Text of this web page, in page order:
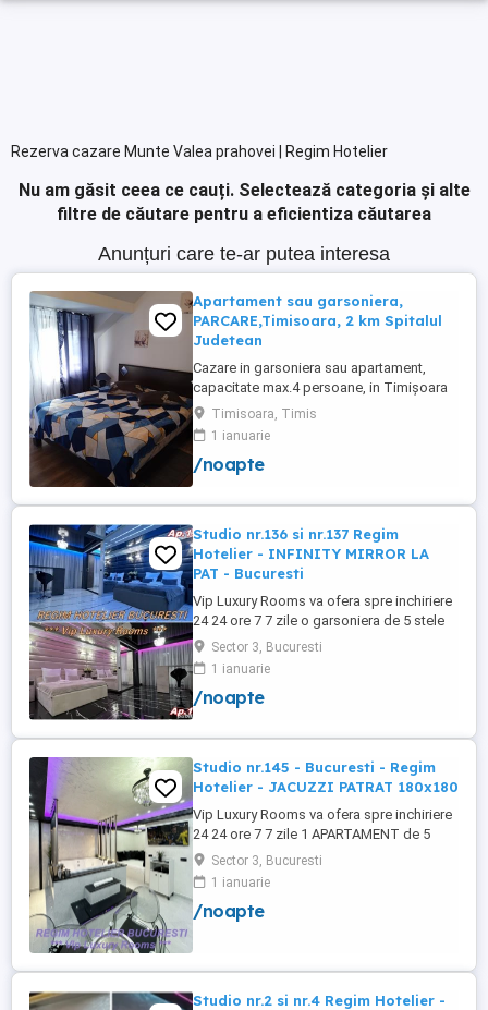
Rezerva cazare Munte Valea prahovei | Regim Hotelier
Nu am găsit ceea ce cauți. Selectează categoria și alte
filtre de căutare pentru a eficientiza căutarea
Anunțuri care te-ar putea interesa
Apartament sau garsoniera,
PARCARE,Timisoara, 2 km Spitalul
Judetean
Cazare in garsoniera sau apartament,
capacitate max.4 persoane, in Timișoara
la 2 km de Spitalul Judetean. (la doua
strazi)de zona Calea Buziasului
Lic.Electrotimis si la 2 km de Mosnita
Noua Centura. PARCARE. Situat la et.1 al
+wifi , frigider, mașină spălat, ...
Timisoara, Timis
1 ianuarie
/noapte
Studio nr.136 si nr.137 Regim
Hotelier - INFINITY MIRROR LA
PAT - Bucuresti
Vip Luxury Rooms va ofera spre inchiriere
24 24 ore 7 7 zile o garsoniera de 5 stele
Luxoase cu un desing unic si deosebit in
Sector 3 Bucuresti . Garsoniera se alfa in
Complex Rezidential Nou . Acces Bariera
Monitorizare Video in Complex ( de la
PRIVAT in complex ...
Sector 3, Bucuresti
1 ianuarie
/noapte
Studio nr.145 - Bucuresti - Regim
Hotelier - JACUZZI PATRAT 180x180
Vip Luxury Rooms va ofera spre inchiriere
24 24 ore 7 7 zile 1 APARTAMENT de 5
stele Luxos cu un desing unic si deosebit
in Sector 3 Bucuresti . APARTAMENTUL se
alfa in Complex Rezidential Nou . Acces
Bariera Monitorizare Video in Complex (
Sector 3, Bucuresti
1 ianuarie
/noapte
Studio nr.2 si nr.4 Regim Hotelier -